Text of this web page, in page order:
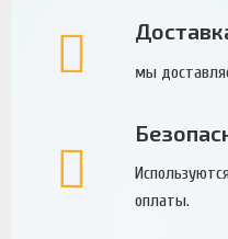
мы
оплаты.